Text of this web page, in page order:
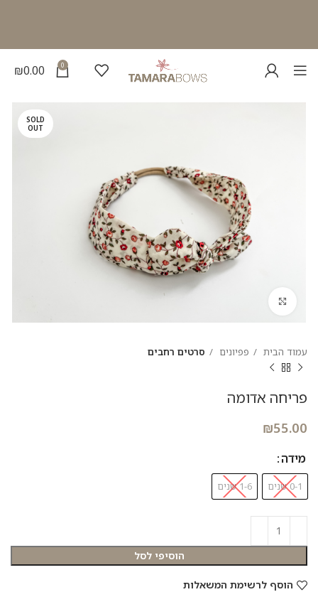
0
₪0.00
SOLD
OUT
עמוד הבית פפיונים סרטים רחבים
פריחה אדומה
₪55.00
מידה
0-1 שנים 1-6 שנים
הוסיפי לסל
הוסף לרשימת המשאלות